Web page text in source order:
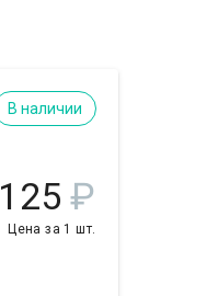
В наличии
125 ₽
Цена за 1 шт.